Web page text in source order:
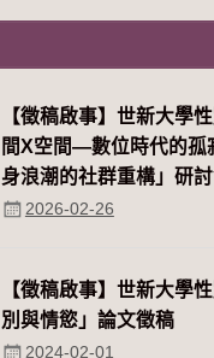
【徵稿啟事】世新大學
間Χ空間—數位時代的孤
身浪潮的社群重構」研
2026-02-26
【徵稿啟事】世新大學
別與情慾」論文徵稿
2024-02-01